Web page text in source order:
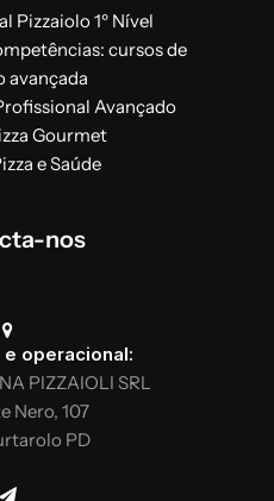
tradicional exigida
da pizza
tradicional com
pré-fermento:
a técnica
do produto
Pizzaiolo 1º Nível
cursos de
avançada
Avançado
Gourmet
e Saúde
nos
operacional:
PIZZAIOLI SRL
Nero, 107
PD